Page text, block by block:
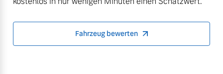
Fahrzeug bewerten